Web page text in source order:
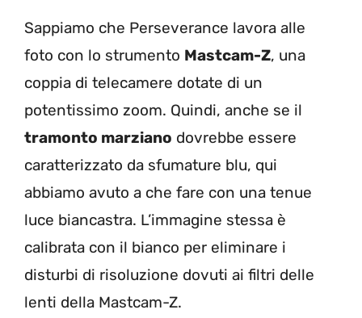
Sappiamo che Perseverance lavora alle
foto con lo strumento Mastcam-Z, una
coppia di telecamere dotate di un
potentissimo zoom. Quindi, anche se il
tramonto marziano dovrebbe essere
caratterizzato da sfumature blu, qui
abbiamo avuto a che fare con una tenue
luce biancastra. L’immagine stessa è
calibrata con il bianco per eliminare i
disturbi di risoluzione dovuti ai filtri delle
lenti della Mastcam-Z.